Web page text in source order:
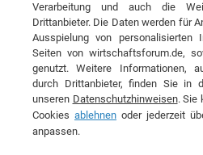
DIESEN ARTIKEL
Echtes
Interview mit Dipl. -Ing.
Hornecker,
Verarbeitung und auch die
Drittanbieter. Die Daten werden für
Ausspielung von personalisierten
Seiten von wirtschaftsforum.de,
genutzt. Weitere Informationen,
durch Drittanbieter, finden Sie in
unseren Datenschutzhinweisen. Sie
Cookies ablehnen oder jederzeit
anpassen.